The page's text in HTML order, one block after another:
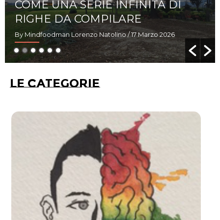
CRESCERE PER FAR CRESCERE
GLI ALTRI
By Mindfoodman Lorenzo Natolino/ 6 Marzo 2026
LE CATEGORIE